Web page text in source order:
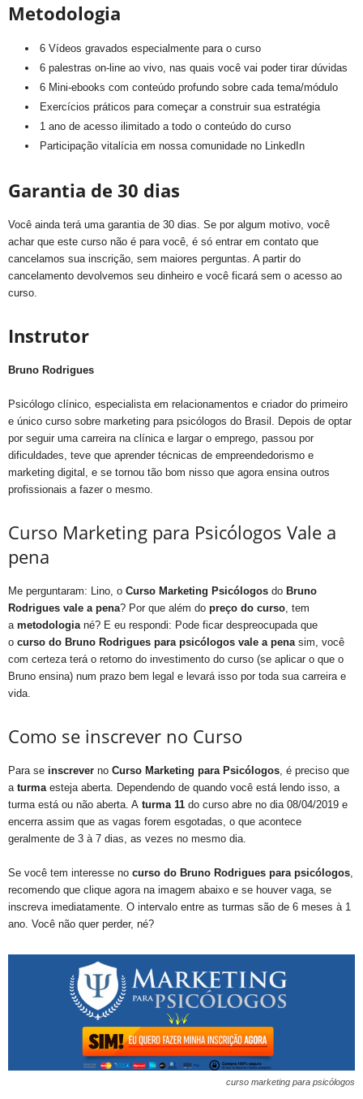
Metodologia
6 Vídeos gravados especialmente para o curso
6 palestras on-line ao vivo, nas quais você vai poder tirar dúvidas
6 Mini-ebooks com conteúdo profundo sobre cada tema/módulo
Exercícios práticos para começar a construir sua estratégia
1 ano de acesso ilimitado a todo o conteúdo do curso
Participação vitalícia em nossa comunidade no LinkedIn
Garantia de 30 dias
Você ainda terá uma garantia de 30 dias. Se por algum motivo, você
achar que este curso não é para você, é só entrar em contato que
cancelamos sua inscrição, sem maiores perguntas. A partir do
cancelamento devolvemos seu dinheiro e você ficará sem o acesso ao
curso.
Instrutor
Bruno Rodrigues
Psicólogo clínico, especialista em relacionamentos e criador do primeiro
e único curso sobre marketing para psicólogos do Brasil. Depois de optar
por seguir uma carreira na clínica e largar o emprego, passou por
dificuldades, teve que aprender técnicas de empreendedorismo e
marketing digital, e se tornou tão bom nisso que agora ensina outros
profissionais a fazer o mesmo.
Curso Marketing para Psicólogos Vale a
pena
Me perguntaram: Lino, o Curso Marketing Psicólogos do Bruno
Rodrigues vale a pena? Por que além do preço do curso, tem
a metodologiané? E eu respondi: Pode ficar despreocupada que
o curso do Bruno Rodrigues para psicólogos vale a penasim, você
com certeza terá o retorno do investimento do curso (se aplicar o que o
Bruno ensina) num prazo bem legal e levará isso por toda sua carreira e
vida.
Como se inscrever no Curso
Para se inscrever no Curso Marketing para Psicólogos, é preciso que
a turma esteja aberta. Dependendo de quando você está lendo isso, a
turma está ou não aberta. A turma 11 do curso abre no dia 08/04/2019 e
encerra assim que as vagas forem esgotadas, o que acontece
geralmente de 3 à 7 dias, as vezes no mesmo dia.
Se você tem interesse no curso do Bruno Rodrigues para psicólogos,
recomendo que clique agora na imagem abaixo e se houver vaga, se
inscreva imediatamente. O intervalo entre as turmas são de 6 meses à 1
ano. Você não quer perder, né?
curso marketing para psicólogos